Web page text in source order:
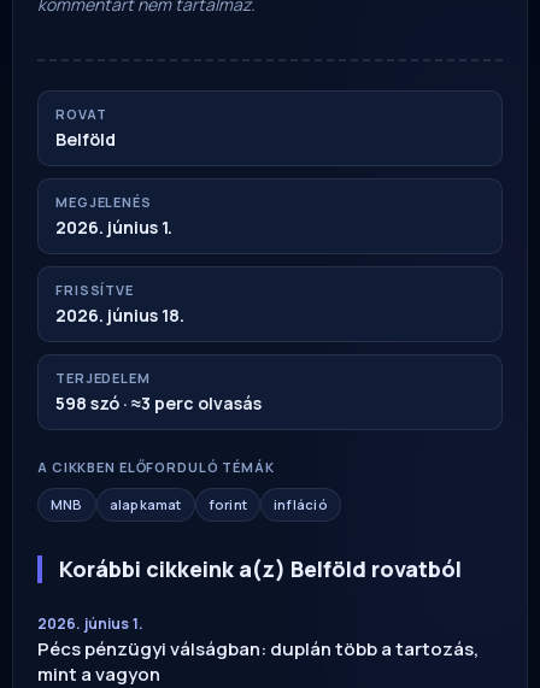
ROVAT
Belföld
MEGJELENÉS
2026. június 1.
FRISSÍTVE
2026. június 18.
TERJEDELEM
598 szó · ≈3 perc olvasás
A CIKKBEN ELŐFORDULÓ TÉMÁK
MNB alapkamat forint infláció
Korábbi cikkeink a(z) Belföld rovatból
2026. június 1.
Pécs pénzügyi válságban: duplán több a tartozás,
mint a vagyon